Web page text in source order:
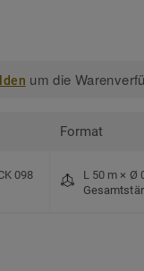
um die
Format
098
L 50 m × Ø